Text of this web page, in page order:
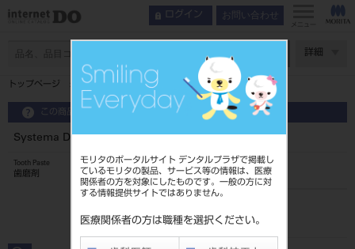
モリタのポータルサイト デンタルプラザで掲載し
ているモリタの製品、サービス等の情報は、医療
関係者の方を対象にしたものです。一般の方に対
する情報提供サイトではありません。
医療関係者の方は職種を選択ください。
ログイン お問い合わせ
メニュー
詳細
トップページ Systema Dentalpaste α
この商品に関するお問い合わせ
Systema Dentalpaste α
Tooth Paste
歯磨剤
205060501